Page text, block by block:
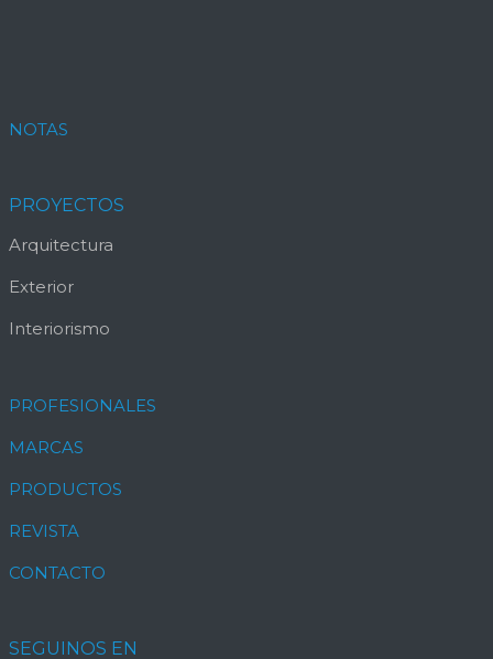
NOTAS
PROYECTOS
Arquitectura
Exterior
Interiorismo
PROFESIONALES
MARCAS
PRODUCTOS
REVISTA
CONTACTO
SEGUINOS EN